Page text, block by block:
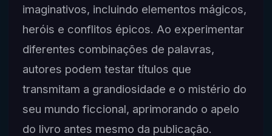
imaginativos, incluindo elementos mágicos,
heróis e conflitos épicos. Ao experimentar
diferentes combinações de palavras,
autores podem testar títulos que
transmitam a grandiosidade e o mistério do
seu mundo ficcional, aprimorando o apelo
do livro antes mesmo da publicação.